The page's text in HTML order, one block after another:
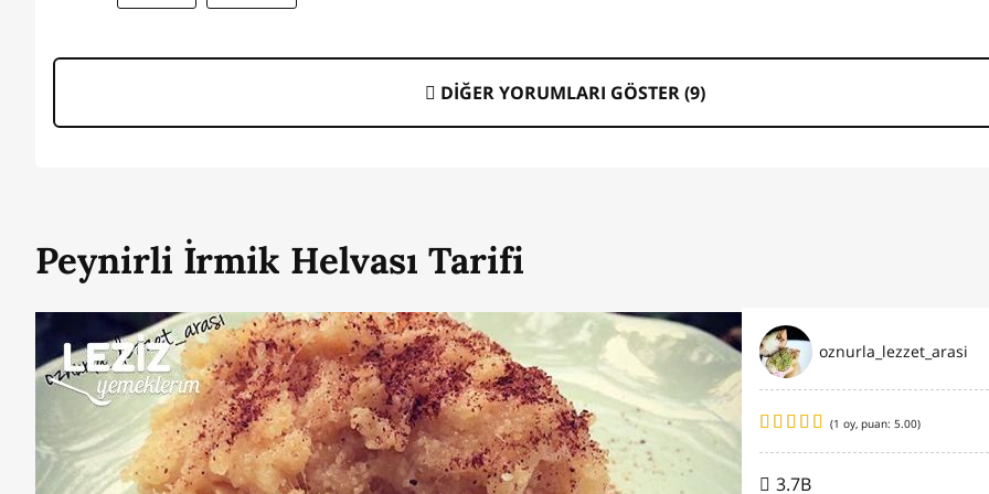
DİĞER YORUMLARI GÖSTER (9)
Peynirli İrmik Helvası Tarifi
oznurla_lezzet_arasi
(1 oy, puan: 5.00)
3.7B